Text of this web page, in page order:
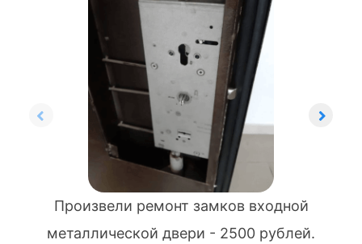
Произвели ремонт замков входной
металлической двери - 2500 рублей.